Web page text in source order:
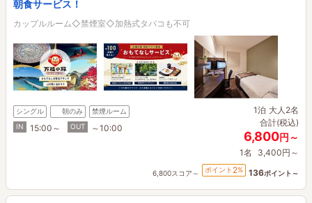
朝食サービス！
カップルルーム◇禁煙室◇加熱式タバコも不可
シングル 朝のみ
禁煙ルーム
IN
15:00～ OUT ～10:00
1泊 大人2名
合計(税込)
6,800円～
1名 3,400円～
6,800スコア～ ポイント 2% 136ポイント～